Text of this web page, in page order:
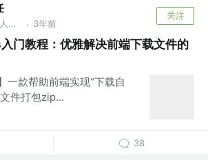
👮‍♂️可爱又迷人的反派保安 @德育处 · 3年前
关注
门教程：优雅解决前端下载文件的
一款帮助前端实现“下载自
件打包zip...
38